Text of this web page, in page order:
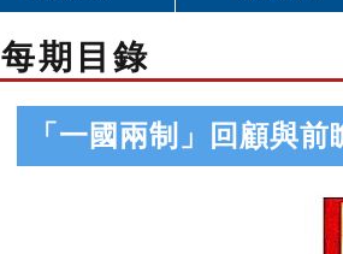
每期目錄
「一國兩制」回顧與